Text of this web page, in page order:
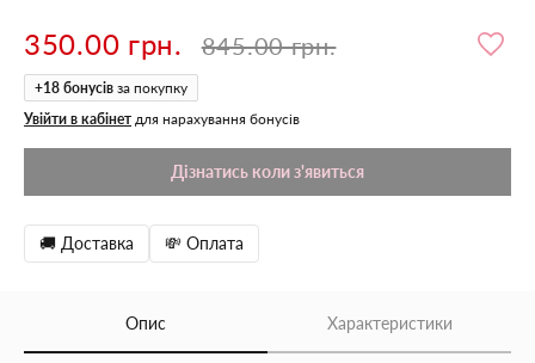
350.00 грн. 845.00 грн.
+18 бонусів за покупку
Увійти в кабінет для нарахування бонусів
Дізнатись коли з'явиться
🚚 Доставка 💸 Оплата
Опис Характеристики